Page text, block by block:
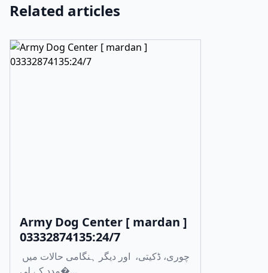
Related articles
Army Dog Center [ mardan ]
03332874135:24/7